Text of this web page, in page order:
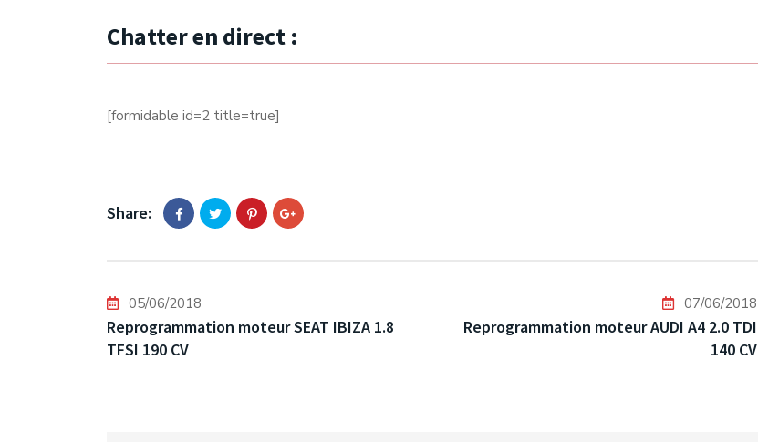
Chatter en direct :
[formidable id=2 title=true]
Share:
05/06/2018
Reprogrammation moteur SEAT IBIZA 1.8
TFSI 190 CV
07/06/2018
Reprogrammation moteur AUDI A4 2.0 TDI
140 CV